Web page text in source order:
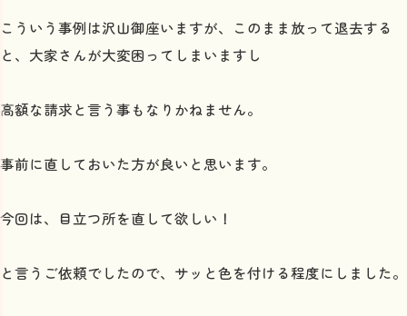
こういう事例は沢山御座いますが、このまま放って退去する
と、大家さんが大変困ってしまいますし
高額な請求と言う事もなりかねません。
事前に直しておいた方が良いと思います。
今回は、目立つ所を直して欲しい！
と言うご依頼でしたので、サッと色を付ける程度にしました。